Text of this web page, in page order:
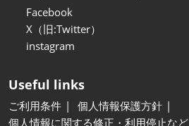
Facebook
X（旧:Twitter）
instagram
Useful links
ご利用条件
個人情報保護方針
個人情報に関する修正・利用停止など